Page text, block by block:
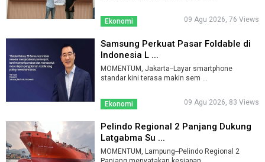
Ekonomi 09 Agu 2026, 76 Views
Samsung Perkuat Pasar Foldable di
Indonesia L ...
MOMENTUM, Jakarta--Layar smartphone
standar kini terasa makin sem ...
Ekonomi 09 Agu 2026, 83 Views
Pelindo Regional 2 Panjang Dukung
Latgabma Su ...
MOMENTUM, Lampung--Pelindo Regional 2